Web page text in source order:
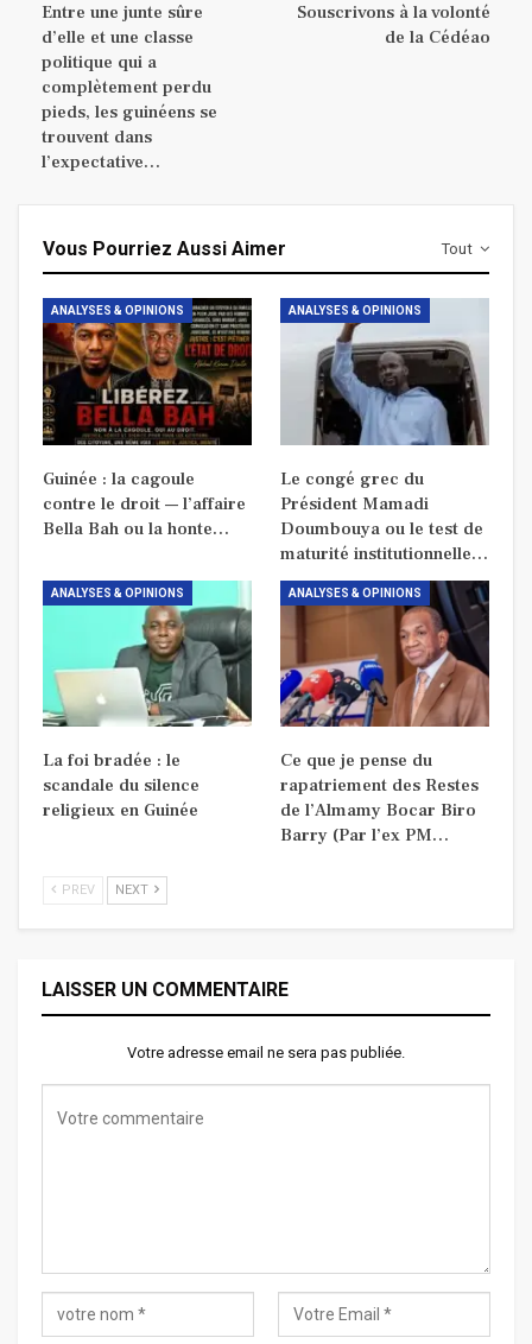
Entre une junte sûre
d’elle et une classe
politique qui a
complètement perdu
pieds, les guinéens se
trouvent dans
l’expectative…
Souscrivons à la volonté
de la Cédéao
Tout
Vous Pourriez Aussi Aimer
ANALYSES & OPINIONS
Guinée : la cagoule
contre le droit — l’affaire
Bella Bah ou la honte…
ANALYSES & OPINIONS
Le congé grec du
Président Mamadi
Doumbouya ou le test de
maturité institutionnelle…
ANALYSES & OPINIONS
La foi bradée : le
scandale du silence
religieux en Guinée
ANALYSES & OPINIONS
Ce que je pense du
rapatriement des Restes
de l’Almamy Bocar Biro
Barry (Par l’ex PM…
PREV NEXT
LAISSER UN COMMENTAIRE
Votre adresse email ne sera pas publiée.